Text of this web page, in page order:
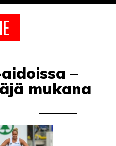
–
mukana
Veikkausliiga